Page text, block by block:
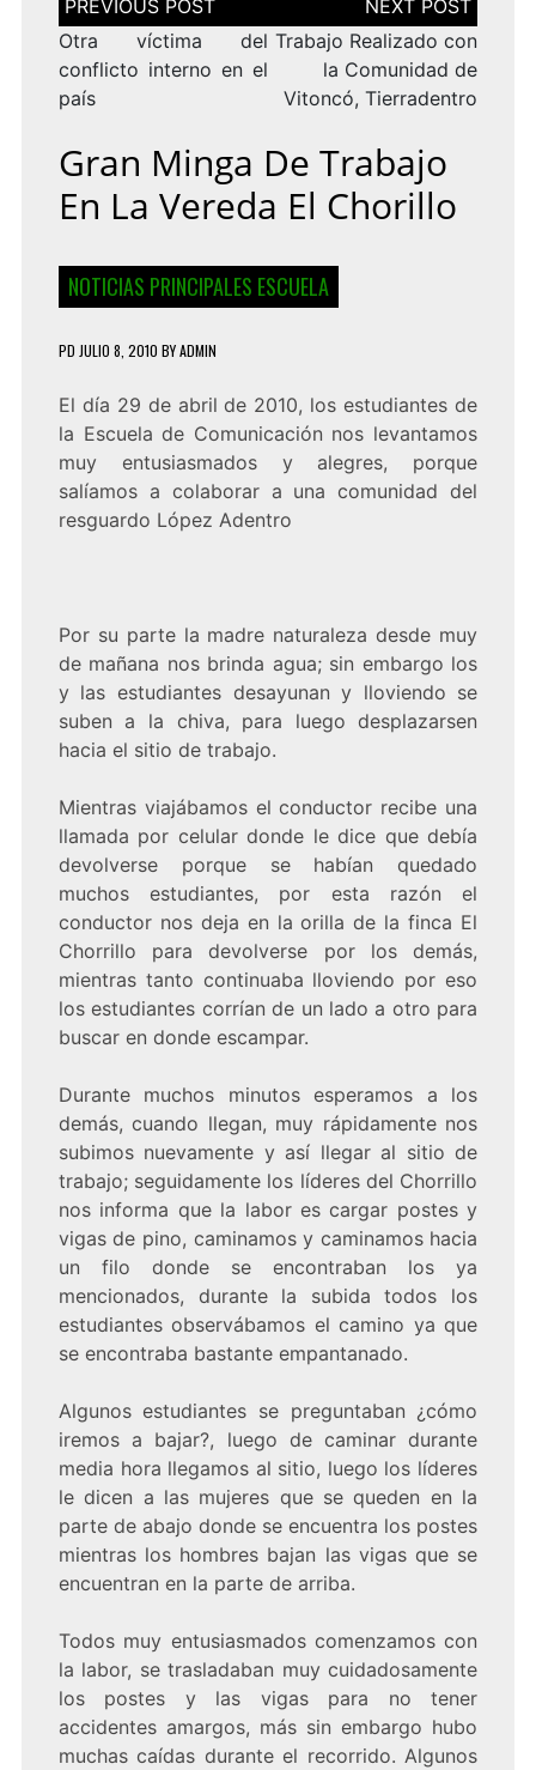
de
entradas
Otra víctima del
conflicto interno en el
país
Trabajo Realizado con
la Comunidad de
Vitoncó, Tierradentro
Gran Minga De Trabajo
En La Vereda El Chorillo
NOTICIAS PRINCIPALES ESCUELA
PD JULIO 8, 2010 BYADMIN
El día 29 de abril de 2010, los estudiantes de
la Escuela de Comunicación nos levantamos
muy entusiasmados y alegres, porque
salíamos a colaborar a una comunidad del
resguardo López Adentro
Por su parte la madre naturaleza desde muy
de mañana nos brinda agua; sin embargo los
y las estudiantes desayunan y lloviendo se
suben a la chiva, para luego desplazarsen
hacia el sitio de trabajo.
Mientras viajábamos el conductor recibe una
llamada por celular donde le dice que debía
devolverse porque se habían quedado
muchos estudiantes, por esta razón el
conductor nos deja en la orilla de la finca El
Chorrillo para devolverse por los demás,
mientras tanto continuaba lloviendo por eso
los estudiantes corrían de un lado a otro para
buscar en donde escampar.
Durante muchos minutos esperamos a los
demás, cuando llegan, muy rápidamente nos
subimos nuevamente y así llegar al sitio de
trabajo; seguidamente los líderes del Chorrillo
nos informa que la labor es cargar postes y
vigas de pino, caminamos y caminamos hacia
un filo donde se encontraban los ya
mencionados, durante la subida todos los
estudiantes observábamos el camino ya que
se encontraba bastante empantanado.
Algunos estudiantes se preguntaban ¿cómo
iremos a bajar?, luego de caminar durante
media hora llegamos al sitio, luego los líderes
le dicen a las mujeres que se queden en la
parte de abajo donde se encuentra los postes
mientras los hombres bajan las vigas que se
encuentran en la parte de arriba.
Todos muy entusiasmados comenzamos con
la labor, se trasladaban muy cuidadosamente
los postes y las vigas para no tener
accidentes amargos, más sin embargo hubo
muchas caídas durante el recorrido. Algunos